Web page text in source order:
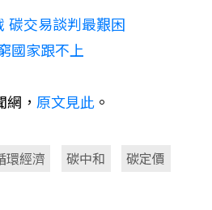
碳交易談判最艱困
國家跟不上
， 原文見此 。
環經濟 碳中和 碳定價